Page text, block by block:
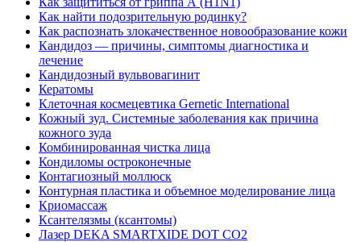
Как найти подозрительную родинку?
Как распознать злокачественное новообразование кожи
Кандидоз — причины, симптомы диагностика и
лечение
Кандидозный вульвовагинит
Кератомы
Клеточная космецевтика Gernetic International
Кожный зуд. Системные заболевания как причина
кожного зуда
Комбинированная чистка лица
Кондиломы остроконечные
Контагиозный моллюск
Контурная пластика и объемное моделирование лица
Криомассаж
Ксантелязмы (ксантомы)
Лазер DEKA SMARTXIDE DOT CO2